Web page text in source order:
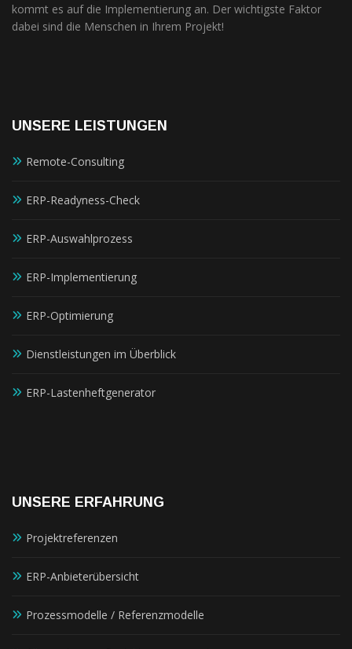
kommt es auf die Implementierung an. Der wichtigste Faktor
dabei sind die Menschen in Ihrem Projekt!
UNSERE LEISTUNGEN
Remote-Consulting
ERP-Readyness-Check
ERP-Auswahlprozess
ERP-Implementierung
ERP-Optimierung
Dienstleistungen im Überblick
ERP-Lastenheftgenerator
UNSERE ERFAHRUNG
Projektreferenzen
ERP-Anbieterübersicht
Prozessmodelle / Referenzmodelle